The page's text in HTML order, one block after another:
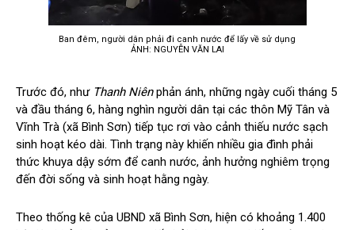
Ban đêm, người dân phải đi canh nước để lấy về sử dụng
ẢNH: NGUYỄN VĂN LAI
Trước đó, như Thanh Niênphản ánh, những ngày cuối tháng 5
và đầu tháng 6, hàng nghìn người dân tại các thôn Mỹ Tân và
Vĩnh Trà (xã Bình Sơn) tiếp tục rơi vào cảnh thiếu nước sạch
sinh hoạt kéo dài. Tình trạng này khiến nhiều gia đình phải
thức khuya dậy sớm để canh nước, ảnh hưởng nghiêm trọng
đến đời sống và sinh hoạt hằng ngày.
Theo thống kê của UBND xã Bình Sơn, hiện có khoảng 1.400